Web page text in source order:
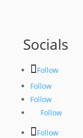
Socials
Follow
Follow
Follow
Follow
Follow